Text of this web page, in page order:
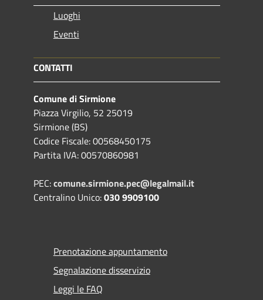
Luoghi
Eventi
CONTATTI
Comune di Sirmione
Piazza Virgilio, 52 25019
Sirmione (BS)
Codice Fiscale: 00568450175
Partita IVA: 00570860981
PEC:comune.sirmione.pec@legalmail.it
Centralino Unico:030 9909100
Prenotazione appuntamento
Segnalazione disservizio
Leggi le FAQ